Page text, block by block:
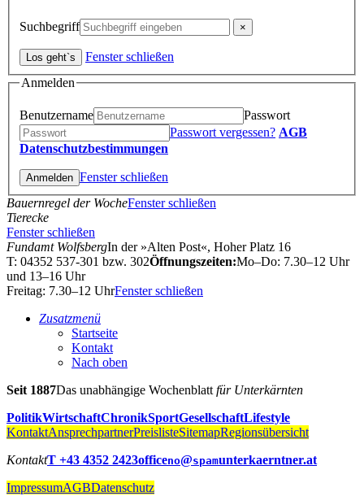
Suchbegriff
Fenster schließen
Anmelden
Benutzername
Passwort
Passwort vergessen? AGB
Datenschutzbestimmungen
Fenster schließen
Bauernregel der WocheFenster schließen
Tierecke
Fenster schließen
Fundamt WolfsbergIn der »Alten Post«, Hoher Platz 16
T: 04352 537-301 bzw. 302Öffnungszeiten:Mo–Do: 7.30–12 Uhr
und 13–16 Uhr
Freitag: 7.30–12 UhrFenster schließen
Zusatzmenü
Startseite
Kontakt
Nach oben
Seit 1887Das unabhängige Wochenblatt für Unterkärnten
PolitikWirtschaftChronikSportGesellschaftLifestyle
KontaktAnsprechpartnerPreislisteSitemapRegionsübersicht
KontaktT +43 4352 2423officeno@spamunterkaerntner.at
ImpressumAGBDatenschutz